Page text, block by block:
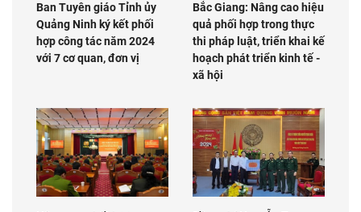
Ban Tuyên giáo Tỉnh ủy
Quảng Ninh ký kết phối
hợp công tác năm 2024
với 7 cơ quan, đơn vị
Bắc Giang: Nâng cao hiệu
quả phối hợp trong thực
thi pháp luật, triển khai kế
hoạch phát triển kinh tế -
xã hội